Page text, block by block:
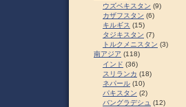
ウズベキスタン (9)
カザフスタン (6)
キルギス (15)
タジキスタン (7)
トルクメニスタン (3)
南アジア (118)
インド (36)
スリランカ (18)
ネパール (10)
パキスタン (2)
バングラデシュ (12)